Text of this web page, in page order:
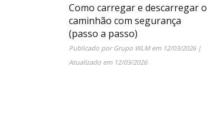
Como carregar e descarregar o
caminhão com segurança
(passo a passo)
Publicado porGrupo WLMem 12/03/2026|
Atualizado em 12/03/2026